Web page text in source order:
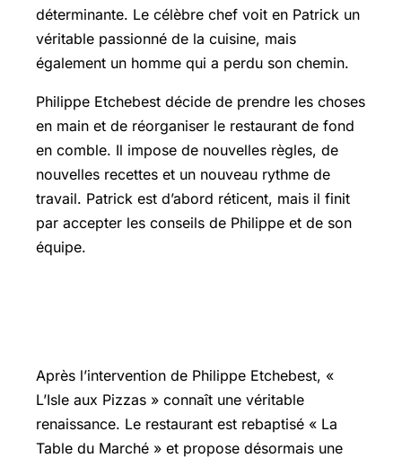
déterminante. Le célèbre chef voit en Patrick un
véritable passionné de la cuisine, mais
également un homme qui a perdu son chemin.
Philippe Etchebest décide de prendre les choses
en main et de réorganiser le restaurant de fond
en comble. Il impose de nouvelles règles, de
nouvelles recettes et un nouveau rythme de
travail. Patrick est d’abord réticent, mais il finit
par accepter les conseils de Philippe et de son
équipe.
Après l’intervention de Philippe Etchebest, «
L’Isle aux Pizzas » connaît une véritable
renaissance. Le restaurant est rebaptisé « La
Table du Marché » et propose désormais une